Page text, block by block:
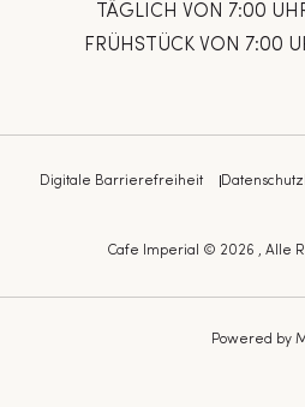
TÄGLICH VON 7:00
FRÜHSTÜCK VON 7:00
Digitale Barrierefreiheit
Cafe Imperial © 2026 , Alle
Powered by